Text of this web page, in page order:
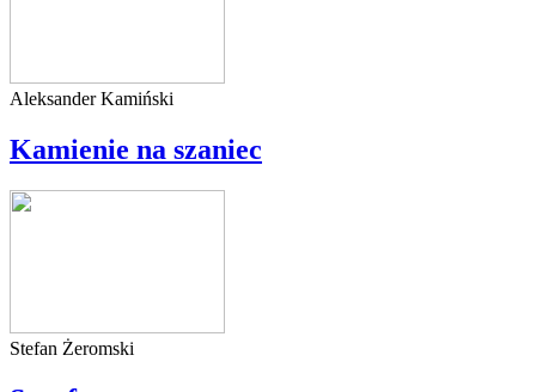
Aleksander Kamiński
Kamienie na szaniec
Stefan Żeromski